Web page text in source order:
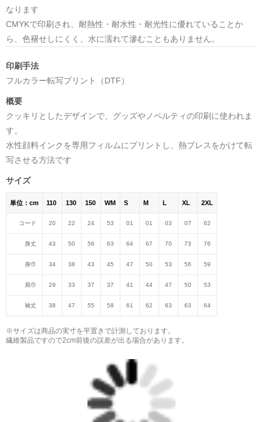
小説 [弛まぬ言霊] <挿画:スケッチ&塗り絵ver.>
-挿画デザイン画集&グッズカタログ-
＜著者/小説:作詞:挿画作成＞
https://amzn.asia/d/0dgbLm4e
<デザイン画集&グッズカタログ>
小説 [刺すように燃えるような眼差しは] -Version1.
挿画&グッズカタログ <デザイン画集:BEST版>
＜著者:挿画作成＞ 凛々風 猛 -リリカゼタケル
日本語版: https://amzn.asia/d/fMWTZVg
小説 [刺すように燃えるような眼差しは] -Version2.
挿画&グッズカタログ <デザイン画集:BEST版>
日本語版: https://amzn.asia/d/hMo8oB0
-Comics Style Version.
挿画&グッズカタログ <デザイン画集:BEST版>
＜著者/絵本:挿画作成＞ 凛々風 猛 -リリカゼタケル
日本語版: https://amzn.asia/d/gPVyU1t
＿＿＿＿＿＿＿＿＿＿＿＿＿＿＿＿＿＿＿＿＿＿
▶︎SUZURI https://suzuri.jp/ririkazetakeru
▶︎UP-T up-t.jp/creator/66b9c067ae64e
なります
CMYKで印刷され、耐熱性・耐水性・耐光性に優れていることか
ら、色褪せしにくく、水に濡れて滲むこともありません。
印刷手法
フルカラー転写プリント（DTF）
概要
クッキリとしたデザインで、グッズやノベルティの印刷に使われま
す。
水性顔料インクを専用フィルムにプリントし、熱プレスをかけて転
写させる方法です
サイズ
単位：cm 110 130 150 WM S M L XL 2XL
コード 20 22 24 53 01 01 03 07 62
身丈 43 50 56 63 64 67 70 73 76
身巾 34 38 43 45 47 50 53 56 59
肩巾 29 33 37 37 41 44 47 50 53
袖丈 38 47 55 58 61 62 63 63 64
※サイズは商品の実寸を平置きで計測しております。
繊維製品ですので2cm前後の誤差が出る場合があります。